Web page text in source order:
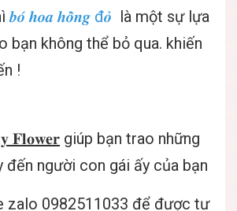
𝒃𝒐́ 𝒉𝒐𝒂 𝒉𝒐̂̀𝒏𝒈 đ𝒐̉ là một sự lựa
bạn không thể bỏ qua. khiến
!
𝐅𝐥𝐨𝐰𝐞𝐫 giúp bạn trao những
đến người con gái ấy của bạn
zalo 0982511033 để được tư